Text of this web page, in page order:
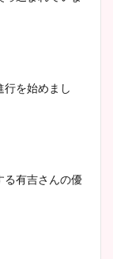
を始めまし
る有吉さんの優